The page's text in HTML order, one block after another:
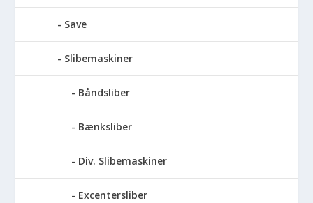
Save
Slibemaskiner
Båndsliber
Bænksliber
Div. Slibemaskiner
Excentersliber